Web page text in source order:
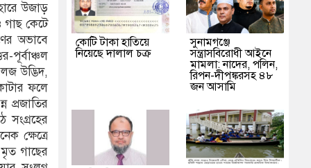
উজাড়
গাছ কেটে
অভাবে
পূর্বাঞ্চল
উদ্ভিদ,
ফলে
প্রজাতির
সংগ্রহের
ক্ষেত্রে
গাছের
কোটি টাকা হাতিয়ে
নিয়েছে দালাল চক্র
‎সুনামগঞ্জে
সন্ত্রাসবিরোধী আইনে
মামলা: নাদের, পলিন,
রিপন-দীপঙ্করসহ ৪৮
জন আসামি